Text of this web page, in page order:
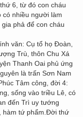
6, từ đó con cháu
có nhiều người làm
phả để con cháu
văn: Cụ tổ họ Đoàn,
Trù, thôn Chu Xá
Thanh Oai phủ ứng
là trấn Sơn Nam
Tâm công, đời 4:
sống vào triều Lê, có
đến Trì uy tướng
hàm tứ phẩm.Đời thứ